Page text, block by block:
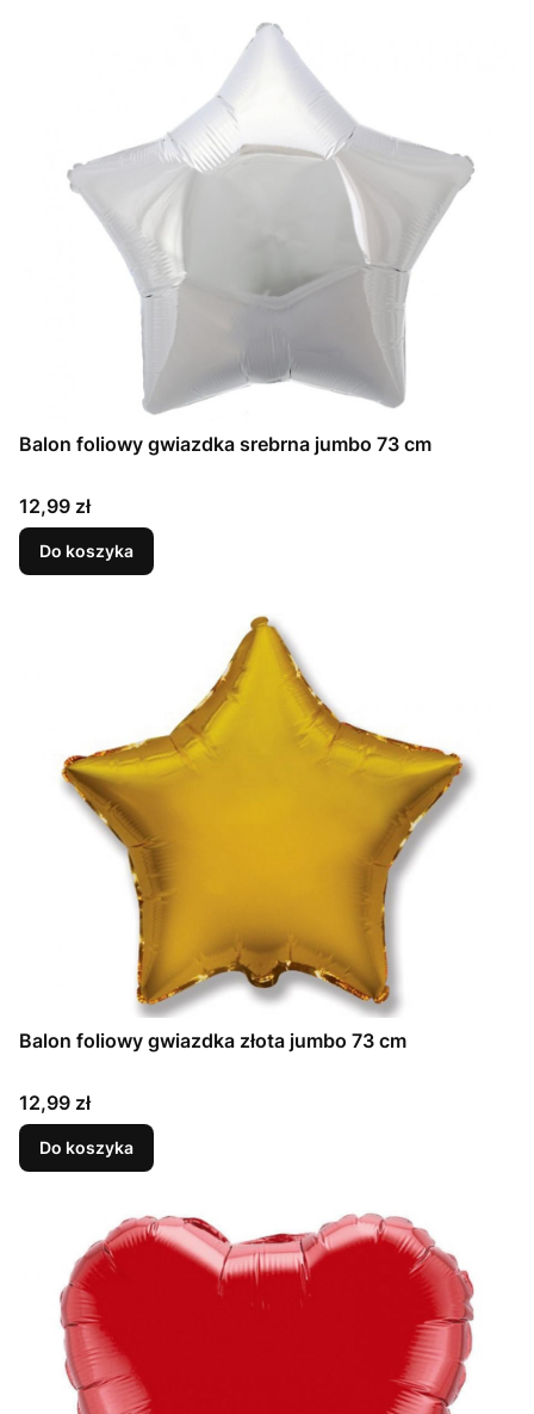
Balon foliowy gwiazdka srebrna jumbo 73 cm
Cena
12,99 zł
Do koszyka
Balon foliowy gwiazdka złota jumbo 73 cm
Cena
12,99 zł
Do koszyka